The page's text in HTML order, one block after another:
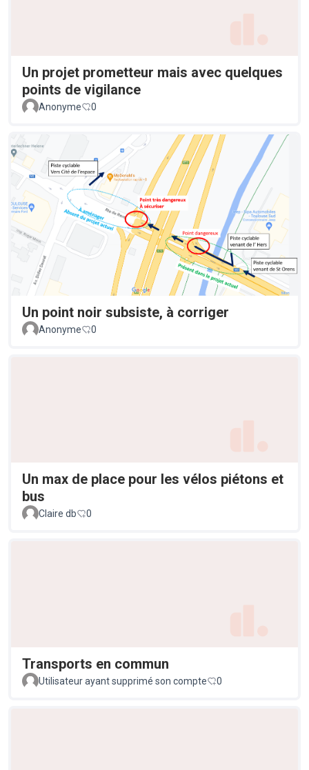
Un projet prometteur mais avec quelques
points de vigilance
Anonyme 0
Un point noir subsiste, à corriger
Anonyme 0
Un max de place pour les vélos piétons et
bus
Claire db 0
Transports en commun
Utilisateur ayant supprimé son compte 0